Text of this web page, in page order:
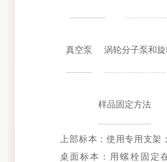
真空泵 涡轮分子泵和
样品固定方法
上部标本：使用专用支架
桌面标本：用螺栓固定